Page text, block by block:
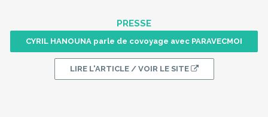
PRESSE
CYRIL HANOUNA parle de covoyage avec PARAVECMOI
LIRE L'ARTICLE / VOIR LE SITE